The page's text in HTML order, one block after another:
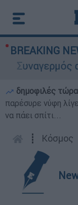
BREAKING
από
δημοφιλές
παρέσυρε νύφη
να πάει σπίτι...
┋ Κόσμος